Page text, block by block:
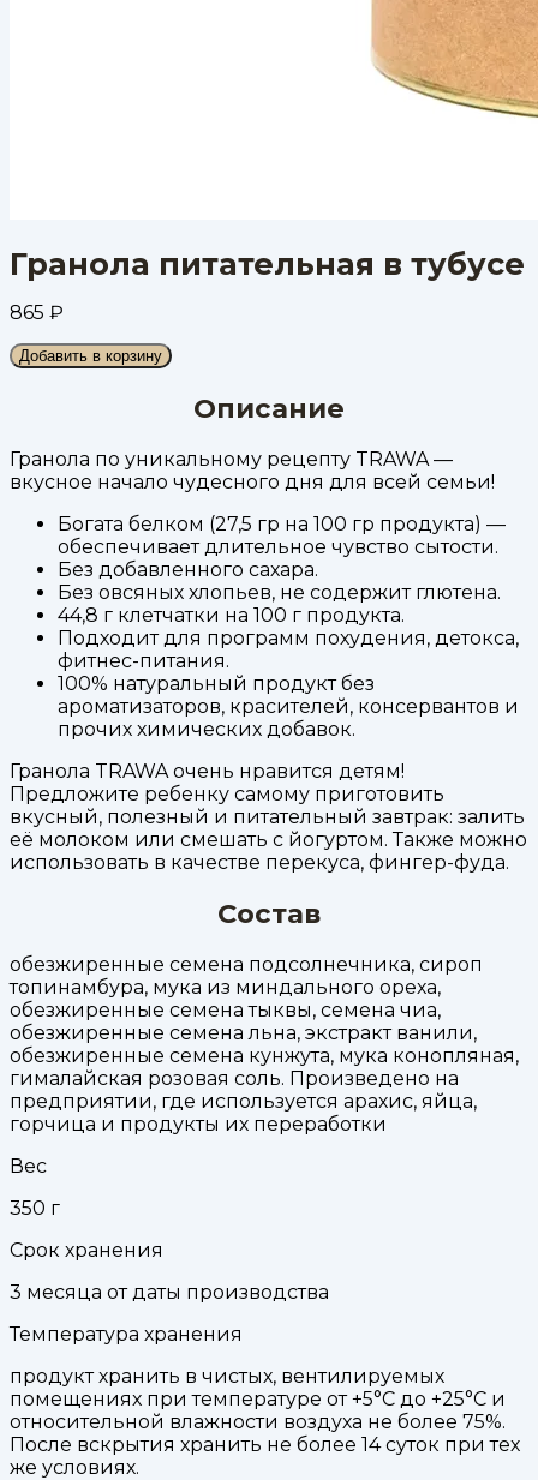
Гранола питательная в тубусе
865 ₽
Добавить в корзину
Описание
Гранола по уникальному рецепту TRAWA —
вкусное начало чудесного дня для всей семьи!
Богата белком (27,5 гр на 100 гр продукта) —
обеспечивает длительное чувство сытости.
Без добавленного сахара.
Без овсяных хлопьев, не содержит глютена.
44,8 г клетчатки на 100 г продукта.
Подходит для программ похудения, детокса,
фитнес-питания.
100% натуральный продукт без
ароматизаторов, красителей, консервантов и
прочих химических добавок.
Гранола TRAWA очень нравится детям!
Предложите ребенку самому приготовить
вкусный, полезный и питательный завтрак: залить
её молоком или смешать с йогуртом. Также можно
использовать в качестве перекуса, фингер-фуда.
Состав
обезжиренные семена подсолнечника, сироп
топинамбура, мука из миндального ореха,
обезжиренные семена тыквы, семена чиа,
обезжиренные семена льна, экстракт ванили,
обезжиренные семена кунжута, мука конопляная,
гималайская розовая соль. Произведено на
предприятии, где используется арахис, яйца,
горчица и продукты их переработки
Вес
350 г
Срок хранения
3 месяца от даты производства
Температура хранения
продукт хранить в чистых, вентилируемых
помещениях при температуре от +5°С до +25°С и
относительной влажности воздуха не более 75%.
После вскрытия хранить не более 14 суток при тех
же условиях.